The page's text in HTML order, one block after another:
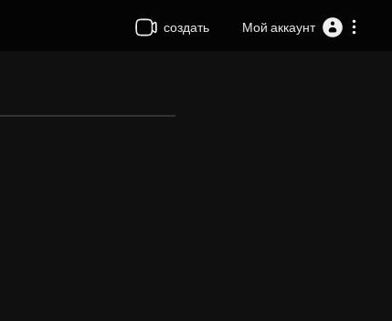
создать Мой аккаунт